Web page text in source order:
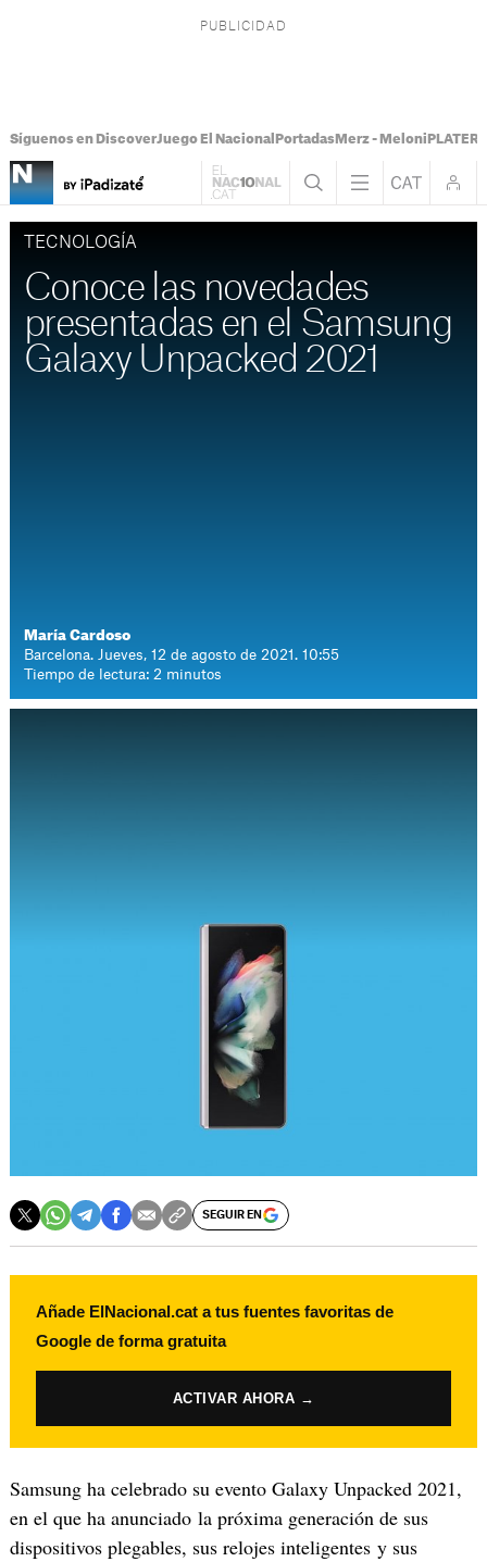
Síguenos en DiscoverJuego El Nacional PortadasMerz - Meloni
TECNOLOGÍA
Conoce las novedades
presentadas en el Samsung
Galaxy Unpacked 2021
María Cardoso
Barcelona. Jueves, 12 de agosto de 2021. 10:55
Tiempo de lectura: 2 minutos
SEGUIR EN
Añade ElNacional.cat a tus fuentes favoritas de
Google de forma gratuita
ACTIVAR AHORA →
Samsung ha celebrado su evento Galaxy Unpacked 2021,
en el que ha anunciado la próxima generación de sus
dispositivos plegables, sus relojes inteligentes y sus